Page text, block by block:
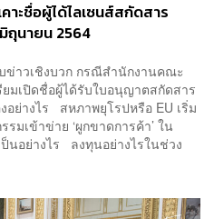
าะชื่อผู้ได้ไลเซนส์สกัดสาร
ถุนายน 2564
ข่าวเชิงบวก กรณีสำนักงานคณะ
ยมเปิดชื่อผู้ได้รับใบอนุญาตสกัดสาร
อย่างไร สหภาพยุโรปหรือ EU เริ่ม
มเข้าข่าย ‘ผูกขาดการค้า’ ใน
นอย่างไร ลงทุนอย่างไรในช่วง